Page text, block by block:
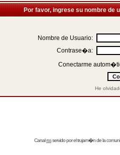
Por favor, ingrese su nombre
Nombre de Usuario:
Contrase�a:
Conectarme
He
Canalrssservido por eltrujam�nde la